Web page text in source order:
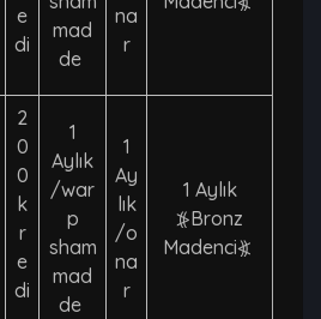
e
di
mad
de
na
r
2
0
0
k
r
e
di
1
Aylık
/war
p
sham
mad
de
1
Ay
lık
/o
na
r
1 Aylık
⦕Bronz
Madenci⦖